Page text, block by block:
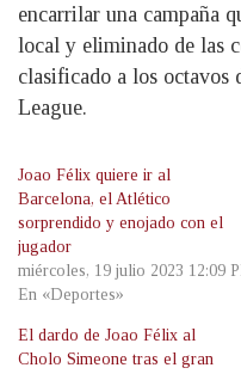
encarrilar una campaña
local y eliminado de las
clasificado a los octavos
League.
Joao Félix quiere ir al
Barcelona, el Atlético
sorprendido y enojado con el
jugador
miércoles, 19 julio 2023 12:09
En «Deportes»
El dardo de Joao Félix al
Cholo Simeone tras el gran